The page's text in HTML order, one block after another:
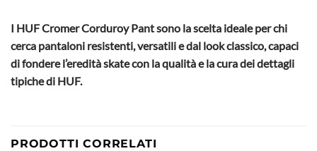
I HUF Cromer Corduroy Pant sono la scelta ideale per chi
cerca pantaloni resistenti, versatili e dal look classico, capaci
di fondere l’eredità skate con la qualità e la cura dei dettagli
tipiche di HUF.
PRODOTTI CORRELATI